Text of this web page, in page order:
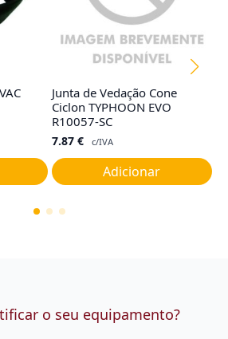
Junta de Vedação Cone
Ciclon TYPHOON EVO
R10057-SC
7.87 € c/IVA
Adicionar
o seu equipamento?